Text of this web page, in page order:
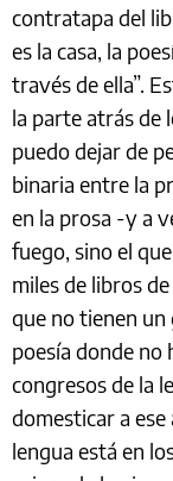
contratapa del
es la casa, la
través de ella”.
la parte atrás de
puedo dejar de
binaria entre la
en la prosa -y a
fuego, sino el
miles de libros
que no tienen un
poesía donde no
congresos de la
domesticar a
lengua está en